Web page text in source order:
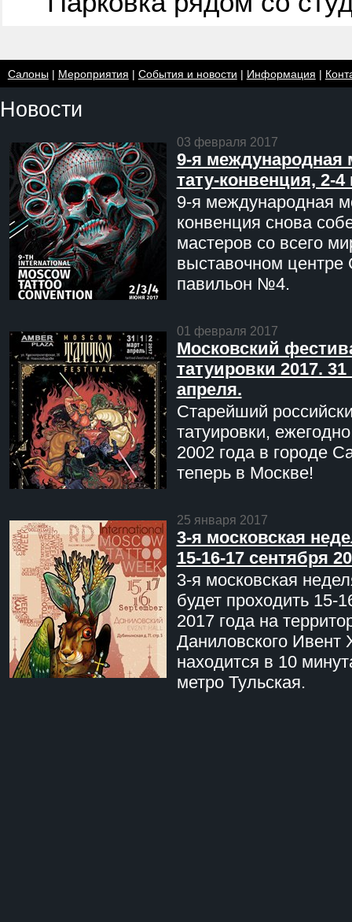
Салоны| Мероприятия | События и новости | Информация |
Новости
03 февраля 2017
9-я международная
тату-конвенция, 2-
9-я международная
конвенция снова
мастеров со всего
выставочном центре
павильон №4.
01 февраля 2017
Московский
татуировки 2017. 31
апреля.
Старейший
татуировки,
2002 года в городе
теперь в Москве!
25 января 2017
3-я московская
15-16-17 сентября
3-я московская
будет проходить 15-
2017 года на
Даниловского Ивент
находится в 10
метро Тульская.